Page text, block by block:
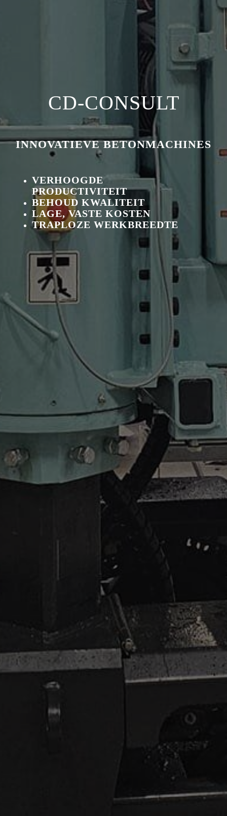
CD-CONSULT
INNOVATIEVE BETONMACHINES
VERHOOGDE
PRODUCTIVITEIT
BEHOUD KWALITEIT
LAGE, VASTE KOSTEN
TRAPLOZE WERKBREEDTE